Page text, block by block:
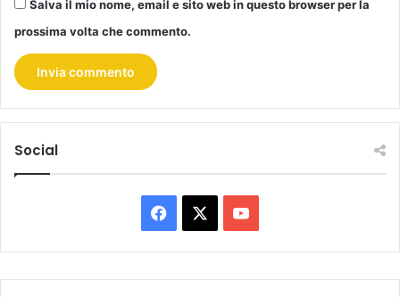
Salva il mio nome, email e sito web in questo browser per la
prossima volta che commento.
Social
Facebook You
Tube